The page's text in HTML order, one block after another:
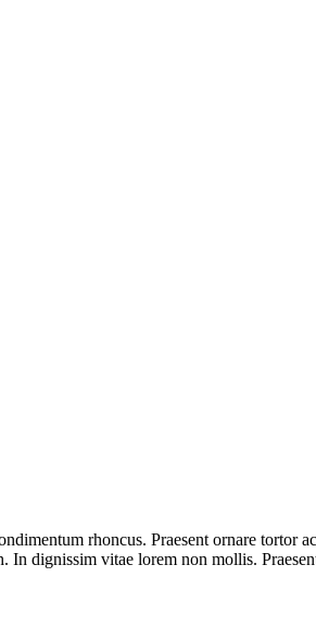
rhoncus. Praesent ornare tortor
In dignissim vitae lorem non mollis.